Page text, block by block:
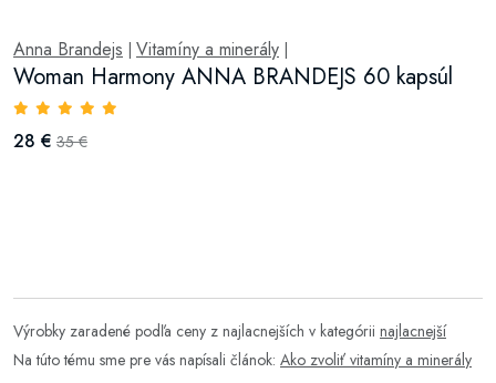
Anna Brandejs Vitamíny a minerály
Woman Harmony ANNA BRANDEJS 60 kapsúl
28 € 35 €
Výrobky zaradené podľa ceny z najlacnejších v kategórii najlacnejší
Na túto tému sme pre vás napísali článok: Ako zvoliť vitamíny a minerály